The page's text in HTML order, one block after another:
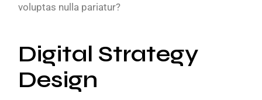
voluptas nulla pariatur?
Digital Strategy
Design